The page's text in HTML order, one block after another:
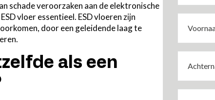
schade veroorzaken aan de elektronische
vloer essentieel. ESD vloeren zijn
door een geleidende laag te
als een
(Vereist)
(Vereist)